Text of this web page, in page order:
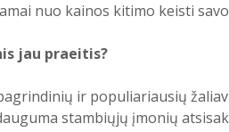
nuo kainos kitimo keisti
jau praeitis?
ir populiariausių
stambiųjų įmonių